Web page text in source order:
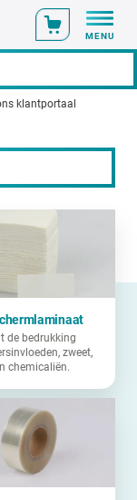
MENU
klantportaal
de bedrukking
zweet,
chemicaliën.